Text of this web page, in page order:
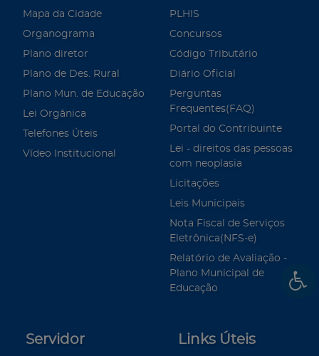
Mapa da Cidade
Organograma
Plano diretor
Plano de Des. Rural
Plano Mun. de Educação
Lei Orgânica
Telefones Úteis
Vídeo Institucional
PLHIS
Concursos
Código Tributário
Diário Oficial
Perguntas
Frequentes(FAQ)
Portal do Contribuinte
Lei - direitos das pessoas
com neoplasia
Licitações
Leis Municipais
Nota Fiscal de Serviços
Eletrônica(NFS-e)
Relatório de Avaliação -
Plano Municipal de
Educação
Servidor Links Úteis